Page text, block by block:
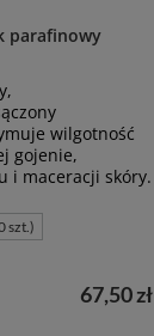
parafinowy
wilgotność
gojenie,
i maceracji skóry.
szt.)
67,50 zł